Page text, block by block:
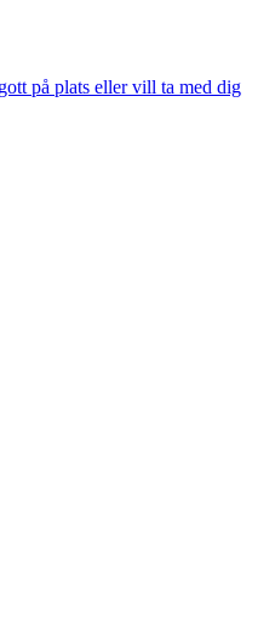
på plats eller vill ta med dig